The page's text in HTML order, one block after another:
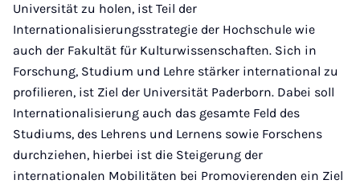
Universität zu holen, ist Teil der
Internationalisierungsstrategie der Hochschule wie
auch der Fakultät für Kulturwissenschaften. Sich in
Forschung, Studium und Lehre stärker international zu
profilieren, ist Ziel der Universität Paderborn. Dabei soll
Internationalisierung auch das gesamte Feld des
Studiums, des Lehrens und Lernens sowie Forschens
durchziehen, hierbei ist die Steigerung der
internationalen Mobilitäten bei Promovierenden ein Ziel